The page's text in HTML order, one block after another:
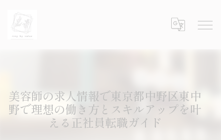
美容師の求人情報で東京都中野区東中
野で理想の働き方とスキルアップを叶
える正社員転職ガイド